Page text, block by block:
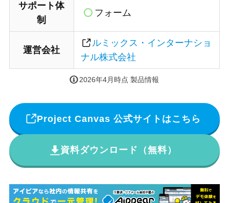
サポート体
制
フォーム
運営会社
ルミックス・インターナショ
ナル株式会社
2026年4月時点 製品情報
Project Canvas 公式サイトはこちら
資料ダウンロード（無料）